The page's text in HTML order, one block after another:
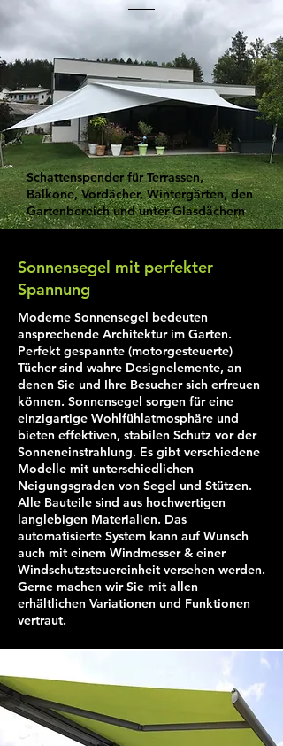
Schattenspender für Terrassen,
Balkone, Vordächer, Wintergärten, den
Gartenbereich und unter Glasdächern
Sonnensegel mit perfekter
Spannung
Moderne Sonnensegel bedeuten
ansprechende Architektur im Garten.
Perfekt gespannte (motorgesteuerte)
Tücher sind wahre Designelemente, an
denen Sie und Ihre Besucher sich erfreuen
können. Sonnensegel sorgen für eine
einzigartige Wohlfühlatmosphäre und
bieten effektiven, stabilen Schutz vor der
Sonneneinstrahlung. Es gibt verschiedene
Modelle mit unterschiedlichen
Neigungsgraden von Segel und Stützen.
Alle Bauteile sind aus hochwertigen
langlebigen Materialien. Das
automatisierte System kann auf Wunsch
auch mit einem Windmesser & einer
Windschutzsteuereinheit versehen werden.
Gerne machen wir Sie mit allen
erhältlichen Variationen und Funktionen
vertraut.